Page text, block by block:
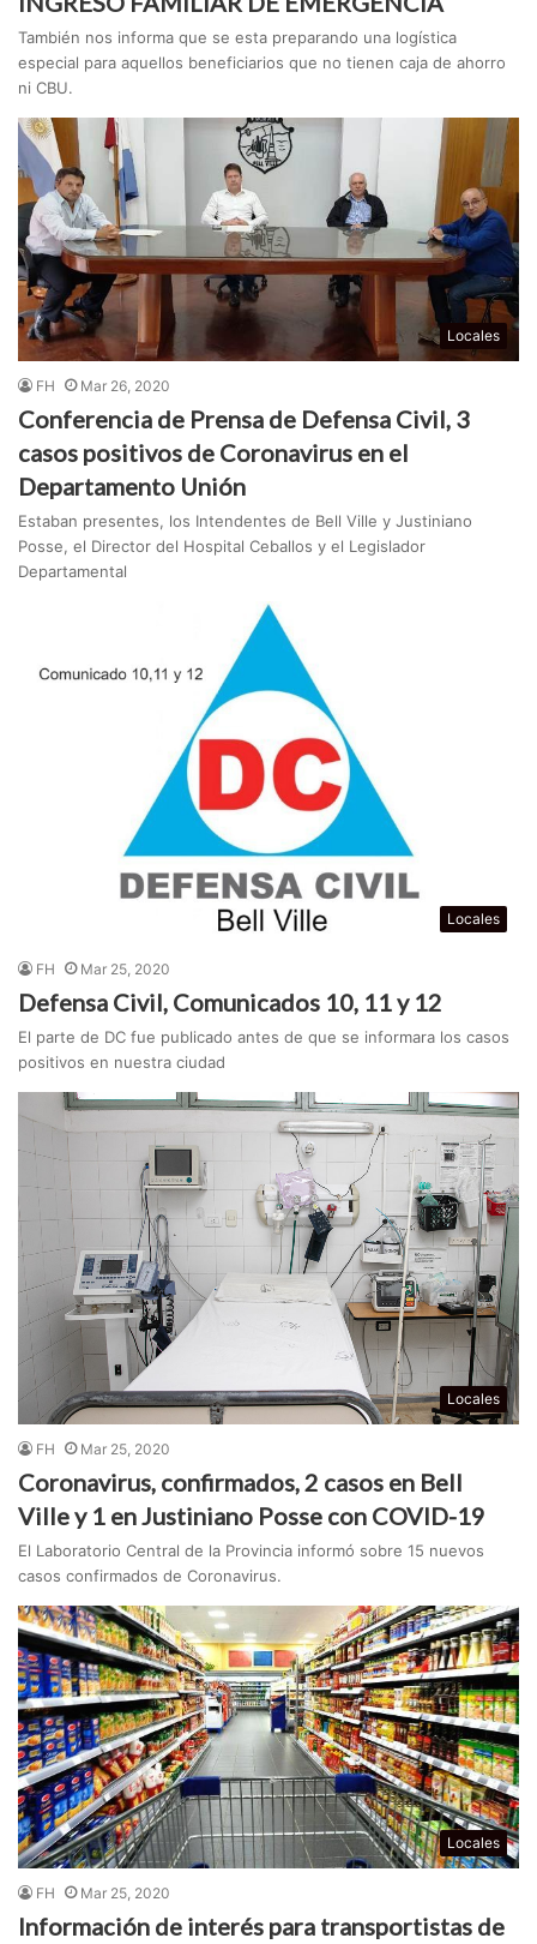
También nos informa que se esta preparando una logística
especial para aquellos beneficiarios que no tienen caja de ahorro
ni CBU.
Locales
FH Mar 26, 2020
Conferencia de Prensa de Defensa Civil, 3
casos positivos de Coronavirus en el
Departamento Unión
Estaban presentes, los Intendentes de Bell Ville y Justiniano
Posse, el Director del Hospital Ceballos y el Legislador
Departamental
Locales
FH Mar 25, 2020
Defensa Civil, Comunicados 10, 11 y 12
El parte de DC fue publicado antes de que se informara los casos
positivos en nuestra ciudad
Locales
FH Mar 25, 2020
Coronavirus, confirmados, 2 casos en Bell
Ville y 1 en Justiniano Posse con COVID-19
El Laboratorio Central de la Provincia informó sobre 15 nuevos
casos confirmados de Coronavirus.
Locales
FH Mar 25, 2020
Información de interés para transportistas de